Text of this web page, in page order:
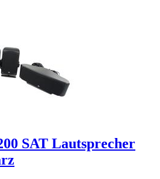
SAT Lautsprecher